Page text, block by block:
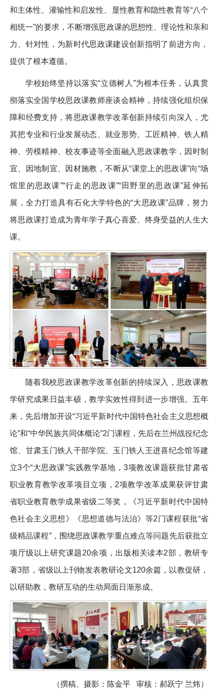
和主体性、灌输性和启发性、显性教育和隐性教育等“八个
相统一”的要求，不断增强思政课的思想性、理论性和亲和
力、针对性，为新时代思政课建设创新指明了前进方向，
提供了根本遵循。
学校始终坚持以落实“立德树人”为根本任务，认真贯
彻落实全国学校思政课教师座谈会精神，持续强化组织保
障和经费支持，将思政课教学改革创新持续引向深入，尤
其把专业和行业发展动态、就业形势、工匠精神、铁人精
神、劳模精神、校友事迹等全面融入思政课教学，因时制
宜、因地制宜、因材施教，不断从“课堂上的思政课”向“场
馆里的思政课”“行走的思政课”“田野里的思政课”延伸拓
展，全力打造具有石化大学特色的“大思政课”品牌，努力
将思政课打造成为青年学子真心喜爱、终身受益的人生大
课。
随着我校思政课教学改革创新的持续深入，思政课教
学研究成果日益丰硕，教学实效性得到进一步增强。五年
来，先后增加开设“习近平新时代中国特色社会主义思想概
论”和“中华民族共同体概论”2门课程，先后在兰州战役纪念
馆、甘肃玉门铁人干部学院、玉门铁人王进喜纪念馆等建
立3个“大思政课”实践教学基地，3项教改课题获批甘肃省
职业教育教学改革项目立项，2项教学改革成果获评甘肃
省职业教育教学成果省级二等奖，《习近平新时代中国特
色社会主义思想》《思想道德与法治》等2门课程获批“省
级精品课程”，围绕思政课教学重点难点等问题先后获批立
项厅级以上研究课题20余项，出版相关读本2部，教研专
著3部，省级以上刊物发表教研论文120余篇，以教促研，
以研助教，教研互动的生动局面日渐形成。
（撰稿、摄影：陈金平 审核：郝跃宁 兰炜）